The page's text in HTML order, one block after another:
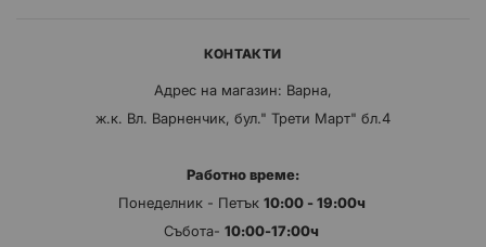
КОНТАКТИ
Адрес на магазин: Варна,
ж.к. Вл. Варненчик, бул." Трети Март" бл.4
Работно време:
Понеделник - Петък 10:00 - 19:00ч
Събота- 10:00-17:00ч